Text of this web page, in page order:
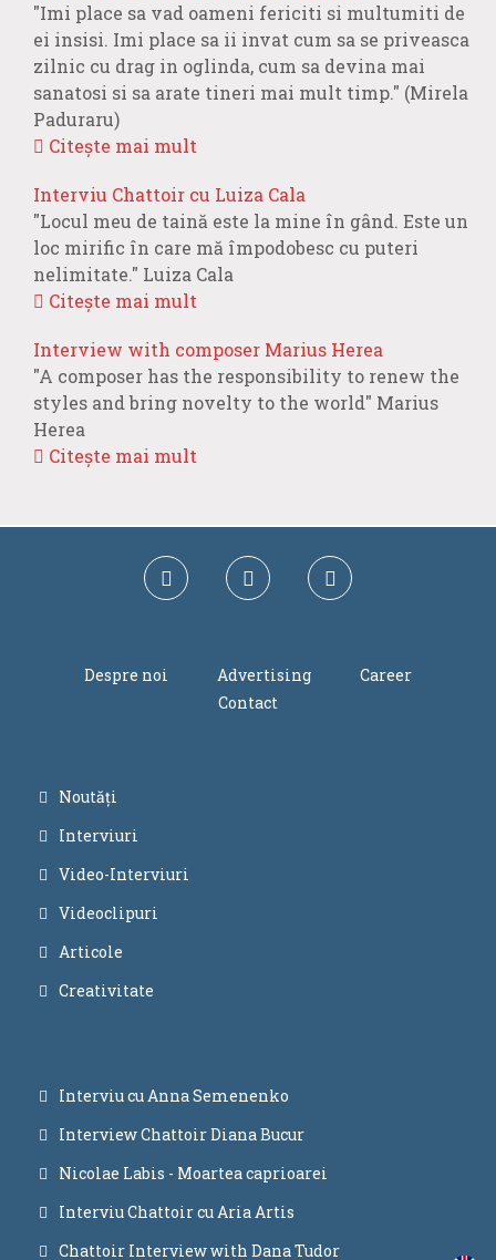
"Imi place sa vad oameni fericiti si multumiti de
ei insisi. Imi place sa ii invat cum sa se priveasca
zilnic cu drag in oglinda, cum sa devina mai
sanatosi si sa arate tineri mai mult timp." (Mirela
Paduraru)
Citește mai mult
Interviu Chattoir cu Luiza Cala
"Locul meu de taină este la mine în gând. Este un
loc mirific în care mă împodobesc cu puteri
nelimitate." Luiza Cala
Citește mai mult
Interview with composer Marius Herea
"A composer has the responsibility to renew the
styles and bring novelty to the world" Marius
Herea
Citește mai mult
Despre noi Advertising
Career
Contact
Noutăți
Interviuri
Video-Interviuri
Videoclipuri
Articole
Creativitate
Interviu cu Anna Semenenko
Interview Chattoir Diana Bucur
Nicolae Labis - Moartea caprioarei
Interviu Chattoir cu Aria Artis
Chattoir Interview with Dana Tudor